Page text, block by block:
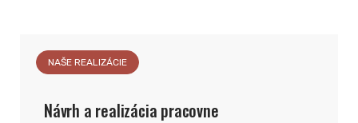
NAŠE REALIZÁCIE
Návrh a realizácia pracovne